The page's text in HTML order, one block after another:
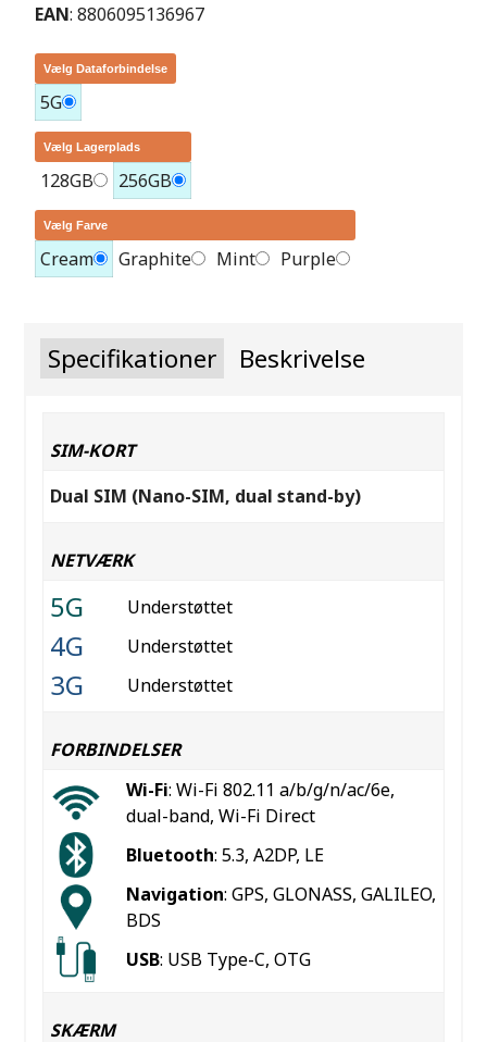
EAN: 8806095136967
Vælg Dataforbindelse
5G
Vælg Lagerplads
128GB 256GB
Vælg Farve
Cream Graphite Mint Purple
Specifikationer Beskrivelse
SIM-KORT
Dual SIM (Nano-SIM, dual stand-by)
NETVÆRK
5G Understøttet
4G Understøttet
3G Understøttet
FORBINDELSER
Wi-Fi: Wi-Fi 802.11 a/b/g/n/ac/6e,
dual-band, Wi-Fi Direct
Bluetooth: 5.3, A2DP, LE
Navigation: GPS, GLONASS, GALILEO,
BDS
USB: USB Type-C, OTG
SKÆRM